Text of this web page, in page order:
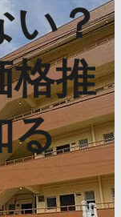
い？
格推
る